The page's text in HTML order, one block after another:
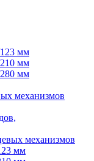
мм
мм
мм
механизмов
механизмов
мм